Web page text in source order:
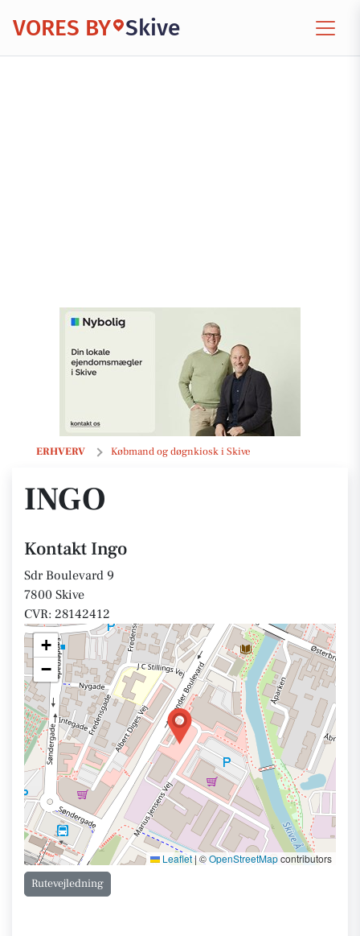
VORES BY Skive
ERHVERV Købmand og døgnkiosk i Skive
Ingo
INGO
Kontakt Ingo
Sdr Boulevard 9
7800 Skive
CVR: 28142412
+
−
Leaflet|©OpenStreetMapcontributors
Rutevejledning